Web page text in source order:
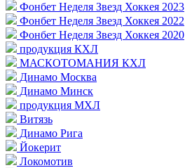
Фонбет Неделя Звезд Хоккея 2023
Фонбет Неделя Звезд Хоккея 2022
Фонбет Неделя Звезд Хоккея 2020
продукция КХЛ
МАСКОТОМАНИЯ КХЛ
Динамо Москва
Динамо Минск
продукция МХЛ
Витязь
Динамо Рига
Йокерит
Локомотив